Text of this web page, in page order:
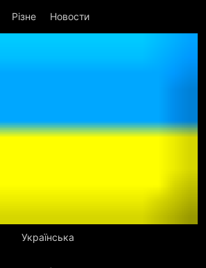
Різне Новости
Українська